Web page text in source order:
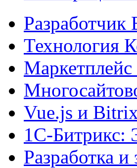
Технология
Vue.js и
1С-Битрикс:
Разработка